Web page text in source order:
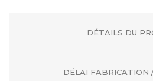
DÉTAILS DU
DÉLAI FABRICATION